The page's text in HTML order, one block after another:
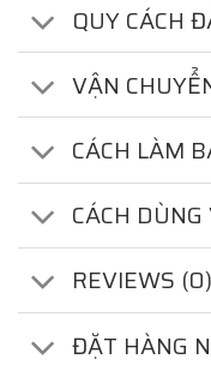
QUY CÁCH
VẬN
CÁCH LÀM
CÁCH
REVIEWS (0)
ĐẶT HÀNG